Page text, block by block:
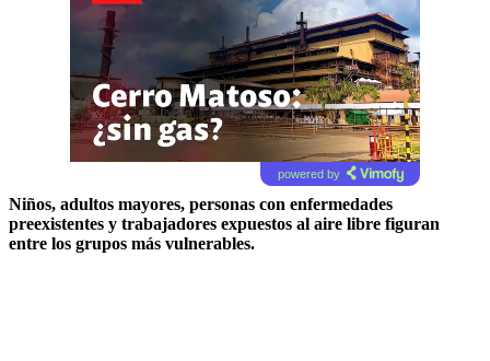
powered by
Niños, adultos mayores, personas con enfermedades
preexistentes y trabajadores expuestos al aire libre figuran
entre los grupos más vulnerables.